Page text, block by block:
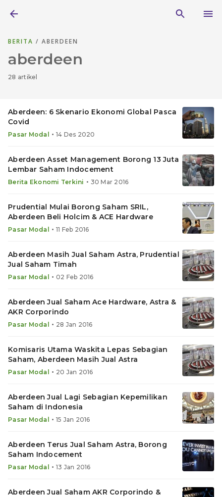
BERITA / ABERDEEN
aberdeen
28 artikel
Aberdeen: 6 Skenario Ekonomi Global Pasca
Covid
Pasar Modal • 14 Des 2020
Aberdeen Asset Management Borong 13 Juta
Lembar Saham Indocement
Berita Ekonomi Terkini • 30 Mar 2016
Prudential Mulai Borong Saham SRIL,
Aberdeen Beli Holcim & ACE Hardware
Pasar Modal • 11 Feb 2016
Aberdeen Masih Jual Saham Astra, Prudential
Jual Saham Timah
Pasar Modal • 02 Feb 2016
Aberdeen Jual Saham Ace Hardware, Astra &
AKR Corporindo
Pasar Modal • 28 Jan 2016
Komisaris Utama Waskita Lepas Sebagian
Saham, Aberdeen Masih Jual Astra
Pasar Modal • 20 Jan 2016
Aberdeen Jual Lagi Sebagian Kepemilikan
Saham di Indonesia
Pasar Modal • 15 Jan 2016
Aberdeen Terus Jual Saham Astra, Borong
Saham Indocement
Pasar Modal • 13 Jan 2016
Aberdeen Jual Saham AKR Corporindo &